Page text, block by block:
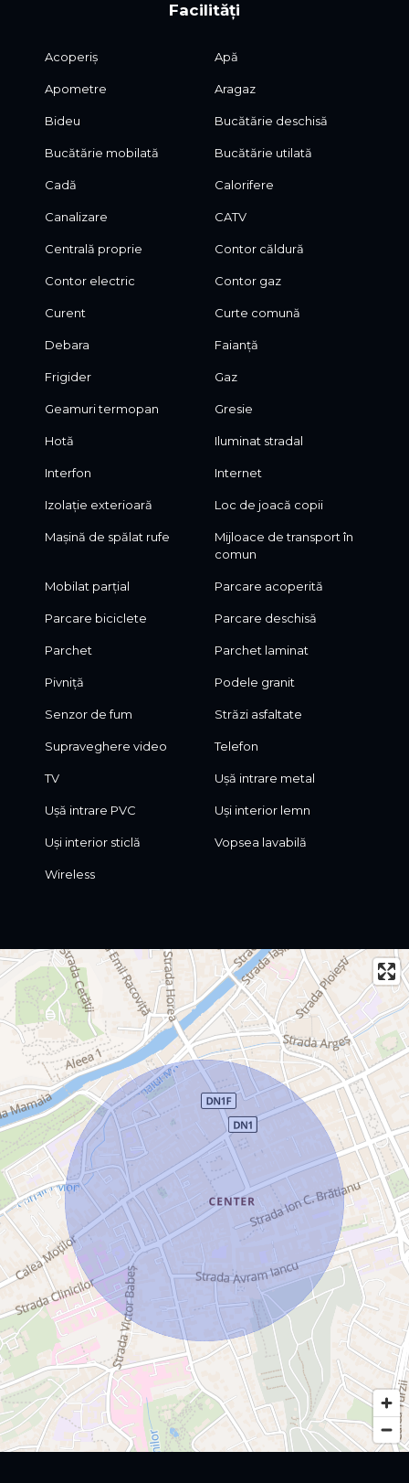
Facilități
Acoperiș Apă
Apometre Aragaz
Bideu Bucătărie deschisă
Bucătărie mobilată Bucătărie utilată
Cadă Calorifere
Canalizare CATV
Centrală proprie Contor căldură
Contor electric Contor gaz
Curent Curte comună
Debara Faianță
Frigider Gaz
Geamuri termopan Gresie
Hotă Iluminat stradal
Interfon Internet
Izolație exterioară Loc de joacă copii
Mașină de spălat rufe
Mijloace de transport în
comun
Mobilat parțial Parcare acoperită
Parcare biciclete Parcare deschisă
Parchet Parchet laminat
Pivniță Podele granit
Senzor de fum Străzi asfaltate
Supraveghere video Telefon
TV Ușă intrare metal
Ușă intrare PVC Uși interior lemn
Uși interior sticlă Vopsea lavabilă
Wireless